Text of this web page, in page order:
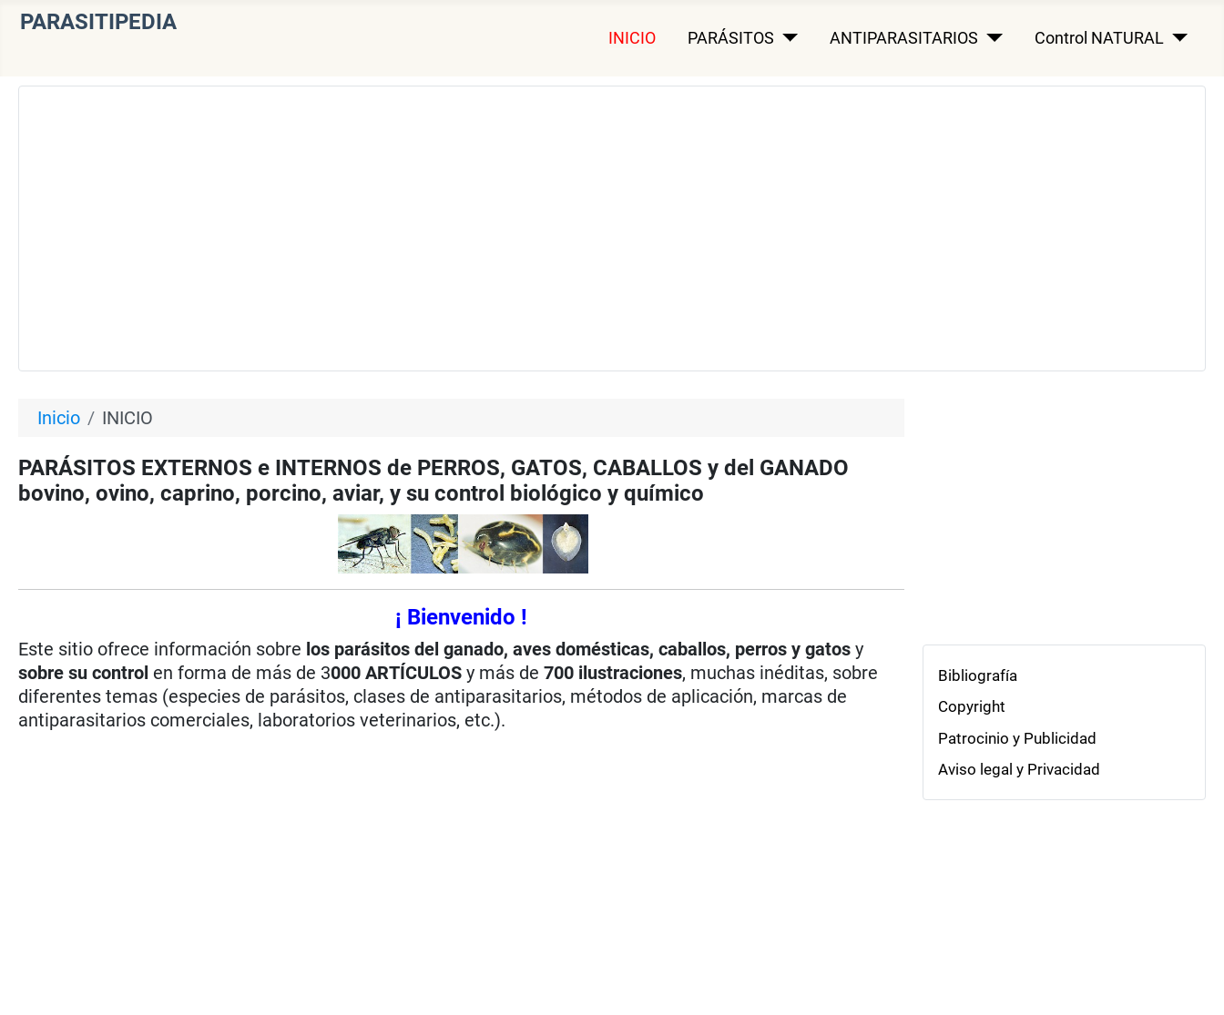
PARASITIPEDIA
INICIO PARÁSITOS ANTIPARASITARIOS Control NATURAL
Inicio INICIO
PARÁSITOS EXTERNOS e INTERNOS de PERROS, GATOS, CABALLOS y del GANADO
bovino, ovino, caprino, porcino, aviar, y su control biológico y químico
¡ Bienvenido !
Este sitio ofrece información sobre los parásitos del ganado, aves domésticas, caballos, perros y gatosy
sobre su control en forma de más de 3000 ARTÍCULOS y más de 700 ilustraciones, muchas inéditas, sobre
diferentes temas (especies de parásitos, clases de antiparasitarios, métodos de aplicación, marcas de
antiparasitarios comerciales, laboratorios veterinarios, etc.).
Bibliografía
Copyright
Patrocinio y Publicidad
Aviso legal y Privacidad